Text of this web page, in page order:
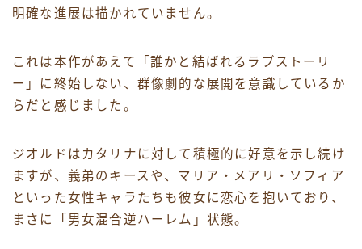
明確な進展は描かれていません。
これは本作があえて「誰かと結ばれるラブストーリ
ー」に終始しない、群像劇的な展開を意識しているか
らだと感じました。
ジオルドはカタリナに対して積極的に好意を示し続け
ますが、義弟のキースや、マリア・メアリ・ソフィア
といった女性キャラたちも彼女に恋心を抱いており、
まさに「男女混合逆ハーレム」状態。